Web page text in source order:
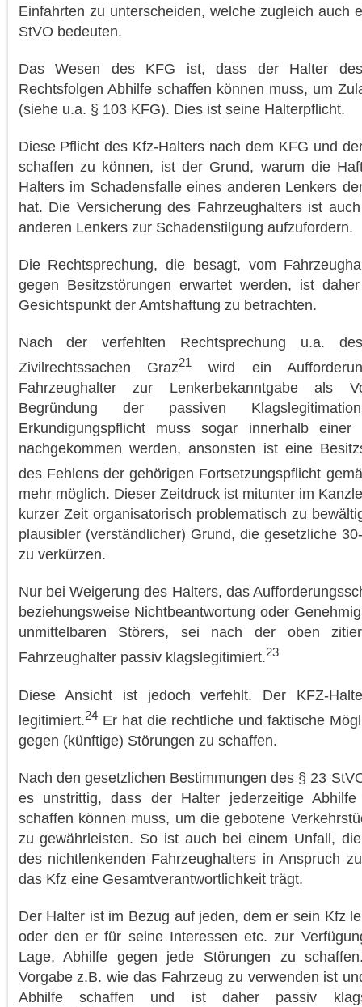
Einfahrten zu unterscheiden, welche zugleich auch
StVO bedeuten.
Das Wesen des KFG ist, dass der Halter
Rechtsfolgen Abhilfe schaffen können muss, um
(siehe u.a. § 103 KFG). Dies ist seine Halterpflicht.
Diese Pflicht des Kfz-Halters nach dem KFG und
schaffen zu können, ist der Grund, warum die
Halters im Schadensfalle eines anderen Lenkers
hat. Die Versicherung des Fahrzeughalters ist
anderen Lenkers zur Schadenstilgung aufzufordern.
Die Rechtsprechung, die besagt, vom
gegen Besitzstörungen erwartet werden, ist
Gesichtspunkt der Amtshaftung zu betrachten.
Nach der verfehlten Rechtsprechung u.a.
Zivilrechtssachen Graz21
wird ein
Fahrzeughalter zur Lenkerbekanntgabe als
Begründung der passiven
Erkundigungspflicht muss sogar innerhalb
nachgekommen werden, ansonsten ist eine
des Fehlens der gehörigen Fortsetzungspflicht
mehr möglich. Dieser Zeitdruck ist mitunter im
kurzer Zeit organisatorisch problematisch zu
plausibler (verständlicher) Grund, die gesetzliche
zu verkürzen.
Nur bei Weigerung des Halters, das
beziehungsweise Nichtbeantwortung oder
unmittelbaren Störers, sei nach der oben
Fahrzeughalter passiv klagslegitimiert.23
Diese Ansicht ist jedoch verfehlt. Der KFZ-
legitimiert.24Er hat die rechtliche und faktische
gegen (künftige) Störungen zu schaffen.
Nach den gesetzlichen Bestimmungen des § 23
es unstrittig, dass der Halter jederzeitige
schaffen können muss, um die gebotene
zu gewährleisten. So ist auch bei einem Unfall,
des nichtlenkenden Fahrzeughalters in Anspruch
das Kfz eine Gesamtverantwortlichkeit trägt.
Der Halter ist im Bezug auf jeden, dem er sein Kfz
oder den er für seine Interessen etc. zur
Lage, Abhilfe gegen jede Störungen zu
Vorgabe z.B. wie das Fahrzeug zu verwenden ist
Abhilfe schaffen und ist daher passiv